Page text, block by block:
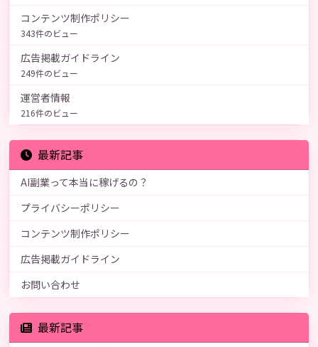
コンテンツ制作ポリシー
343件のビュー
広告掲載ガイドライン
249件のビュー
運営者情報
216件のビュー
最新記事
AI副業って本当に稼げるの？
プライバシーポリシー
コンテンツ制作ポリシー
広告掲載ガイドライン
お問い合わせ
最新記事